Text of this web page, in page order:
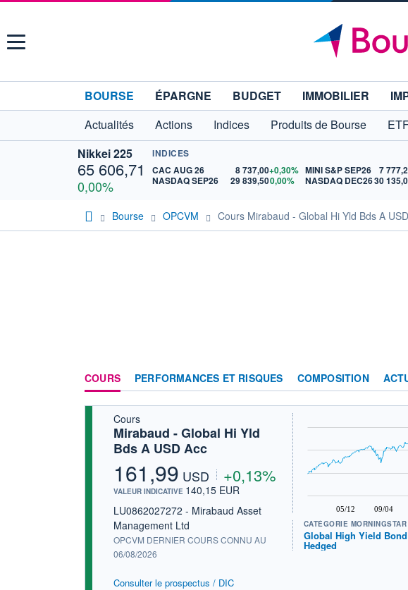
Menu
BOURSE ÉPARGNE BUDGET IMMOBILIER
Actualités
Actions Indices Produits de Bourse
Nikkei 225
65 606,71
0,00%
INDICES
CAC AUG 26
8 737,00+0,30%
NASDAQ SEP26
29 839,500,00%
MINI S&P SEP26 7
NASDAQ DEC2630
Bourse OPCVM Cours Mirabaud - Global Hi Yld Bds A
COURS PERFORMANCES ET RISQUES COMPOSITION
Cours
Mirabaud - Global Hi Yld
Bds A USD Acc
161,99 USD +0,13%
VALEUR INDICATIVE 140,15 EUR
LU0862027272 - Mirabaud Asset
Management Ltd
OPCVM DERNIER COURS CONNU AU
06/08/2026
Consulter le prospectus / DIC
05/12 09/04
CATÉGORIE MORNINGSTAR
Global High Yield Bond
Hedged